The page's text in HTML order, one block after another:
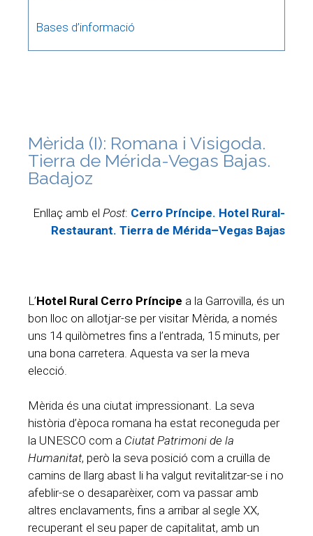
Bases d’informació
Mèrida (I): Romana i Visigoda.
Tierra de Mérida-Vegas Bajas.
Badajoz
Enllaç amb el Post: Cerro Príncipe. Hotel Rural-
Restaurant. Tierra de Mérida–Vegas Bajas
L’Hotel Rural Cerro Príncipe a la Garrovilla, és un
bon lloc on allotjar-se per visitar Mèrida, a només
uns 14 quilòmetres fins a l’entrada, 15 minuts, per
una bona carretera. Aquesta va ser la meva
elecció.
Mèrida és una ciutat impressionant. La seva
història d’època romana ha estat reconeguda per
la UNESCO com a Ciutat Patrimoni de la
Humanitat, però la seva posició com a cruïlla de
camins de llarg abast li ha valgut revitalitzar-se i no
afeblir-se o desaparèixer, com va passar amb
altres enclavaments, fins a arribar al segle XX,
recuperant el seu paper de capitalitat, amb un